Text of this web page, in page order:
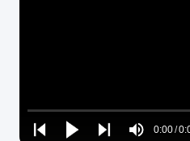
Play
Play
Play
Mute0:00/
Loaded:
0%